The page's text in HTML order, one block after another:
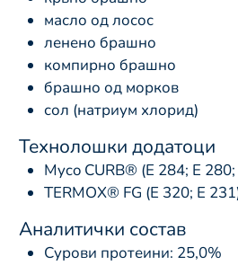
масло од лосос
ленено брашно
компирно брашно
брашно од морков
сол (натриум хлорид)
Технолошки додатоци
Myco CURB® (Е 284; Е
TERMOX® FG (Е 320; Е
Аналитички состав
Сурови протеини: 25,0%